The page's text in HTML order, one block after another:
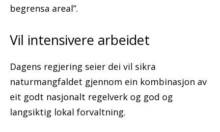
begrensa areal”.
Vil intensivere arbeidet
Dagens regjering seier dei vil sikra
naturmangfaldet gjennom ein kombinasjon av
eit godt nasjonalt regelverk og god og
langsiktig lokal forvaltning.